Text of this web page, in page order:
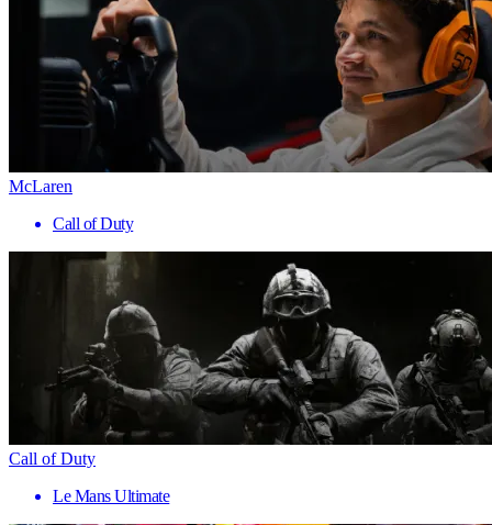
McLaren
Call of Duty
Call of Duty
Le Mans Ultimate